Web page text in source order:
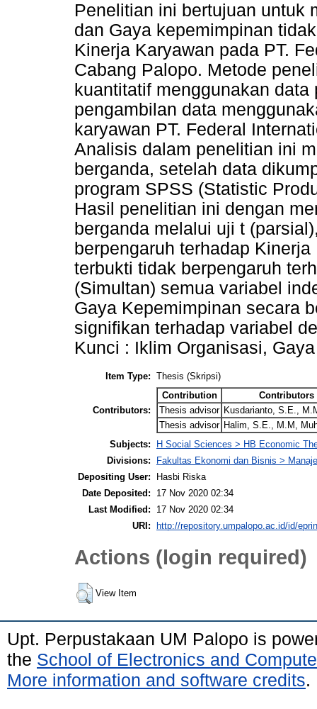
Penelitian ini bertujuan untuk
dan Gaya kepemimpinan
Kinerja Karyawan pada PT.
Cabang Palopo. Metode
kuantitatif menggunakan
pengambilan data
karyawan PT. Federal
Analisis dalam penelitian ini
berganda, setelah data
program SPSS (Statistic
Hasil penelitian ini dengan
berganda melalui uji t
berpengaruh terhadap
terbukti tidak berpengaruh
(Simultan) semua variabel
Gaya Kepemimpinan secara
signifikan terhadap variabel
Kunci : Iklim Organisasi,
Item Type: Thesis (Skripsi)
Contributors:
Contribution
Contributors
Thesis advisor Kusdarianto, S.E.,
Thesis advisor Halim, S.E., M.M,
Subjects:
H Social Sciences > HB Economic
Divisions:
Fakultas Ekonomi dan Bisnis >
Depositing User:
Hasbi Riska
Date Deposited:
17 Nov 2020 02:34
Last Modified:
17 Nov 2020 02:34
URI:
http://repository.umpalopo.ac.id/id/
Actions (login required)
View Item
Upt. Perpustakaan UM Palopo is
the School of Electronics and
More information and software credits.